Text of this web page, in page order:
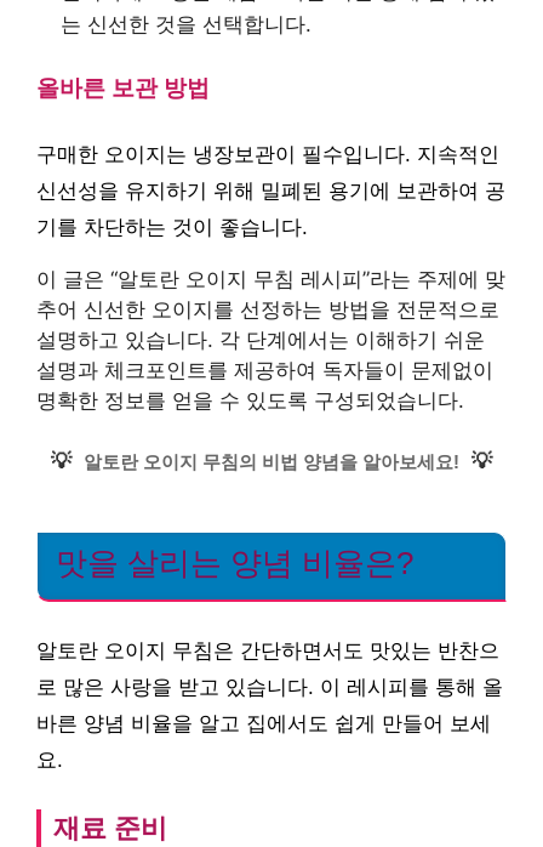
는 신선한 것을 선택합니다.
올바른 보관 방법
구매한 오이지는 냉장보관이 필수입니다. 지속적인
신선성을 유지하기 위해 밀폐된 용기에 보관하여 공
기를 차단하는 것이 좋습니다.
이 글은 “알토란 오이지 무침 레시피”라는 주제에 맞
추어 신선한 오이지를 선정하는 방법을 전문적으로
설명하고 있습니다. 각 단계에서는 이해하기 쉬운
설명과 체크포인트를 제공하여 독자들이 문제없이
명확한 정보를 얻을 수 있도록 구성되었습니다.
💡 알토란 오이지 무침의 비법 양념을 알아보세요! 💡
맛을 살리는 양념 비율은?
알토란 오이지 무침은 간단하면서도 맛있는 반찬으
로 많은 사랑을 받고 있습니다. 이 레시피를 통해 올
바른 양념 비율을 알고 집에서도 쉽게 만들어 보세
요.
재료 준비